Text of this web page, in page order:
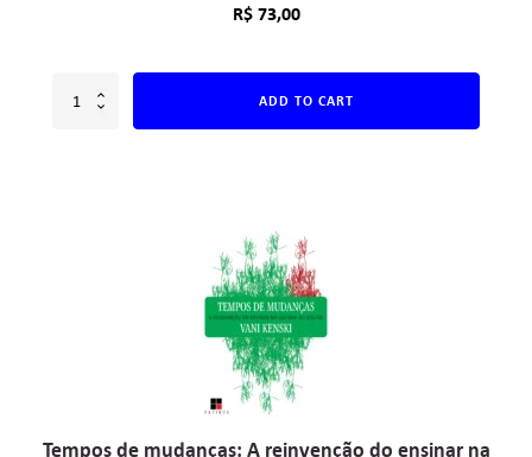
R$73,00
ADD TO CART
Tempos de mudanças: A reinvenção do ensinar na